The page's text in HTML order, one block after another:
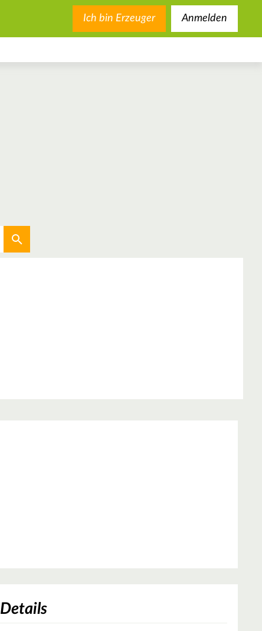
Ich bin Erzeuger Anmelden
Aktuellen Standort verwenden
Details